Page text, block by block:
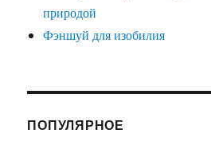
природой
Фэншуй для изобилия
ПОПУЛЯРНОЕ